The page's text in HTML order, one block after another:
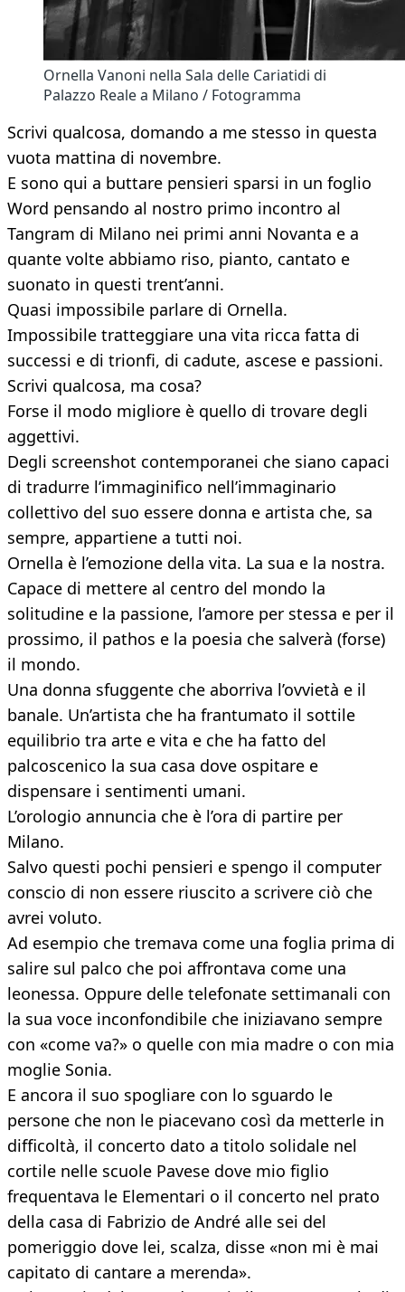
Ornella Vanoni nella Sala delle Cariatidi di
Palazzo Reale a Milano / Fotogramma
Scrivi qualcosa, domando a me stesso in questa
vuota mattina di novembre.
E sono qui a buttare pensieri sparsi in un foglio
Word pensando al nostro primo incontro al
Tangram di Milano nei primi anni Novanta e a
quante volte abbiamo riso, pianto, cantato e
suonato in questi trent’anni.
Quasi impossibile parlare di Ornella.
Impossibile tratteggiare una vita ricca fatta di
successi e di trionfi, di cadute, ascese e passioni.
Scrivi qualcosa, ma cosa?
Forse il modo migliore è quello di trovare degli
aggettivi.
Degli screenshot contemporanei che siano capaci
di tradurre l’immaginifico nell’immaginario
collettivo del suo essere donna e artista che, sa
sempre, appartiene a tutti noi.
Ornella è l’emozione della vita. La sua e la nostra.
Capace di mettere al centro del mondo la
solitudine e la passione, l’amore per stessa e per il
prossimo, il pathos e la poesia che salverà (forse)
il mondo.
Una donna sfuggente che aborriva l’ovvietà e il
banale. Un’artista che ha frantumato il sottile
equilibrio tra arte e vita e che ha fatto del
palcoscenico la sua casa dove ospitare e
dispensare i sentimenti umani.
L’orologio annuncia che è l’ora di partire per
Milano.
Salvo questi pochi pensieri e spengo il computer
conscio di non essere riuscito a scrivere ciò che
avrei voluto.
Ad esempio che tremava come una foglia prima di
salire sul palco che poi affrontava come una
leonessa. Oppure delle telefonate settimanali con
la sua voce inconfondibile che iniziavano sempre
con «come va?» o quelle con mia madre o con mia
moglie Sonia.
E ancora il suo spogliare con lo sguardo le
persone che non le piacevano così da metterle in
difficoltà, il concerto dato a titolo solidale nel
cortile nelle scuole Pavese dove mio figlio
frequentava le Elementari o il concerto nel prato
della casa di Fabrizio de André alle sei del
pomeriggio dove lei, scalza, disse «non mi è mai
capitato di cantare a merenda».